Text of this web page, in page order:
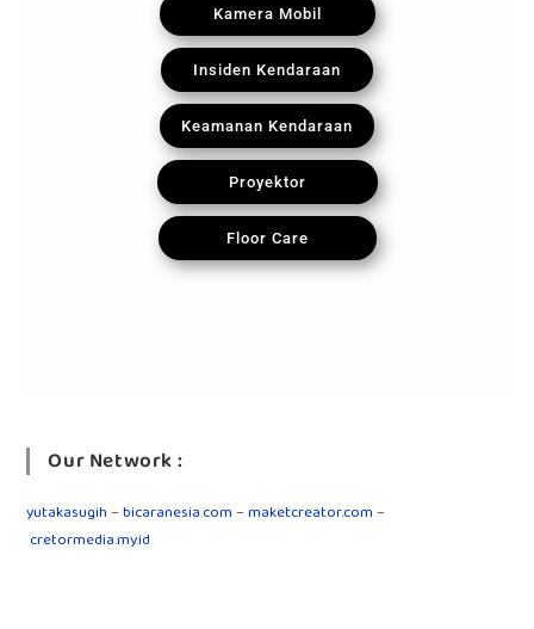
Kamera Mobil
Insiden Kendaraan
Keamanan Kendaraan
Proyektor
Floor Care
Our Network :
yutakasugih–bicaranesia.com–maketcreator.com–
cretormedia.my.id